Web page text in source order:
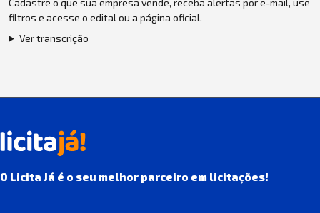
Cadastre o que sua empresa vende, receba alertas por e-mail, use
filtros e acesse o edital ou a página oficial.
Ver transcrição
O Licita Já é o seu melhor parceiro em licitações!